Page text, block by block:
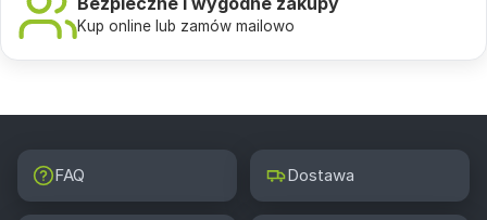
Kup online lub zamów mailowo
FAQ Dostawa